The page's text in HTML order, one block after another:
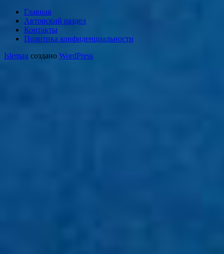
Главная
Авторский раздел
Контакты
Политика конфиденциальности
Islemag создано WordPress